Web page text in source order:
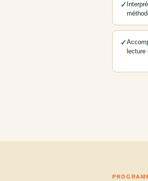
✓
✓
lecture